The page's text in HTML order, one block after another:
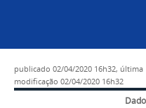
publicado 02/04/2020 16h32, última
modificação 02/04/2020 16h32